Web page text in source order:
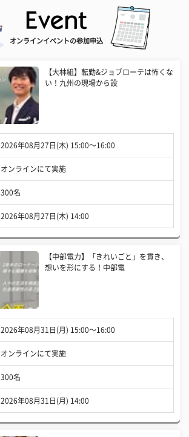
オンラインイベントの参加申込
【大林組】転勤&ジョブローテは怖くな
い！九州の現場から設
2026年08月27日(木) 15:00〜16:00
オンラインにて実施
300名
2026年08月27日(木) 14:00
【中部電力】「きれいごと」を貫き、
想いを形にする！中部電
2026年08月31日(月) 15:00〜16:00
オンラインにて実施
300名
2026年08月31日(月) 14:00